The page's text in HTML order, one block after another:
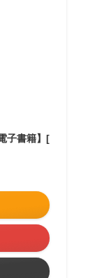
子書籍】[